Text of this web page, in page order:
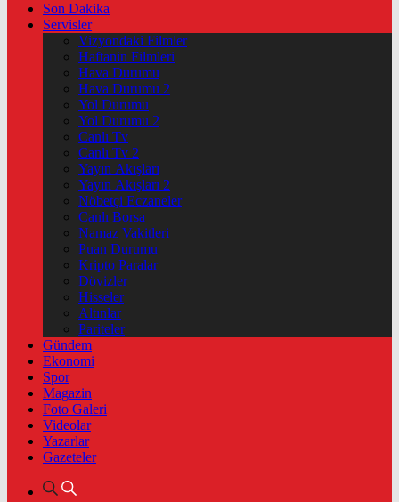
Son Dakika
Servisler
Vizyondaki Filmler
Haftanin Filmleri
Hava Durumu
Hava Durumu 2
Yol Durumu
Yol Durumu 2
Canlı Tv
Canlı Tv 2
Yayın Akışları
Yayın Akışları 2
Nöbetçi Eczaneler
Canlı Borsa
Namaz Vakitleri
Puan Durumu
Kripto Paralar
Dövizler
Hisseler
Altınlar
Pariteler
Gündem
Ekonomi
Spor
Magazin
Foto Galeri
Videolar
Yazarlar
Gazeteler